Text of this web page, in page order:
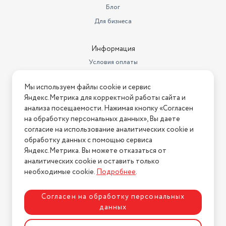
Блог
Для бизнеса
Информация
Условия оплаты
Условия возврата
Нашли ошибку на сайте? Напишите нам
2026 © Интернет-магазин "АстМаркет". У нас есть всё!
Политика конфиденциальности
Разработка сайтаASTDESIGN
Мы используем файлы cookie и сервис
Яндекс.Метрика для корректной работы сайта и
анализа посещаемости. Нажимая кнопку «Согласен
на обработку персональных данных», Вы даете
согласие на использование аналитических cookie и
обработку данных с помощью сервиса
Яндекс.Метрика. Вы можете отказаться от
аналитических cookie и оставить только
необходимые cookie.Подробнее.
Согласен на обработку персональных
данных